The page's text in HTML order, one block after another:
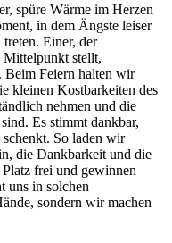
spüre Wärme im Herzen
in dem Ängste leiser
Einer, der
stellt,
Feiern halten wir
kleinen Kostbarkeiten des
nehmen und die
Es stimmt dankbar,
So laden wir
die Dankbarkeit und die
frei und gewinnen
uns in solchen
sondern wir machen